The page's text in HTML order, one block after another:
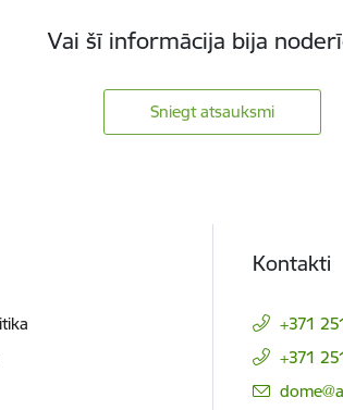
Vai šī informācija bija
Sniegt atsauksmi
Kontakti
+371
+371
E-pasts: